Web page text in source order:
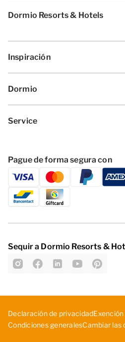
Dormio Resorts & Hotels
Inspiración
Dormio
Service
Pague de forma segura con
Sequir a Dormio Resorts &
D­ecl­ara­ció­n d­e p­riv­aci­dad
Con­dic­ion­es ­gen­era­lesCambiar las